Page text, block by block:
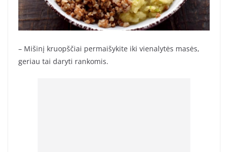
– Mišinį kruopščiai permaišykite iki vienalytės masės,
geriau tai daryti rankomis.